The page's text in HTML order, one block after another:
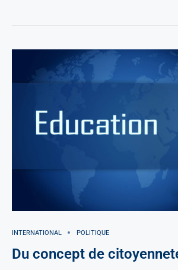
INTERNATIONAL POLITIQUE
Du concept de